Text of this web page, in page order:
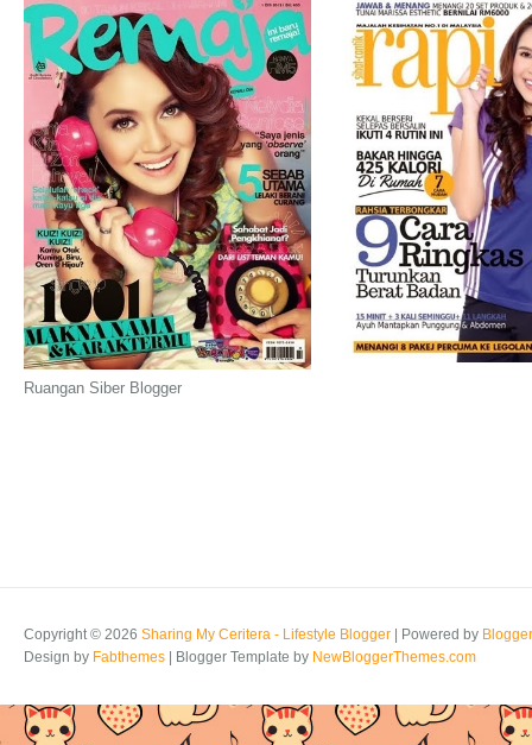
Ruangan Siber Blogger
Copyright © 2026 Sharing My Ceritera - Lifestyle Blogger | Powered by Blogger
Design by Fabthemes | Blogger Template by NewBloggerThemes.com